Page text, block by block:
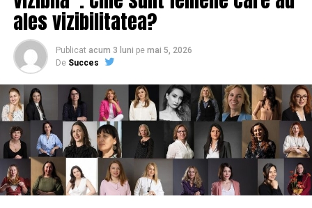
primă de 10.000 de euro ecobonus pentru achiziţionarea
unor maşini 100% electrice. Deja, până la ora actuală
sunt introduse cereri pentru circa 500 de maşini
electrice şi aproximativ diferenţa până la 1.000 de
maşini hibrid şi hibrid plug-in”, a explicat şeful de la
Mediu. Agerpres
ARTICOLE PE ACEIASI TEMA: PRIMA
URMATORUL
Constructorul unui lot din autostrada de Centură
Bucureşti Sud ar putea fi Primăria Sectorului 3
ales vizibilitatea?
Publicat acum 3 luni pe mai 5, 2026
De Succes